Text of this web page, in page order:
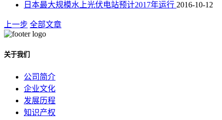
日本最大规模水上光伏电站预计2017年运行 2016-10-12
上一步 全部文章
关于我们
公司简介
企业文化
发展历程
知识产权